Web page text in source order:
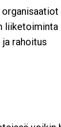
liiketoiminta
rahoitus